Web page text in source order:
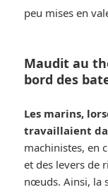
peu mises en
Maudit au
bord des
Les marins,
travaillaient
machinistes, en
et des levers de
nœuds. Ainsi, la